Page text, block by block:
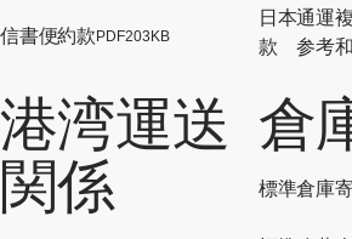
信書便約款 PDF203KB[別ウィンドウでPDF
日本通運
款 参考
港湾運送
関係
倉
標準倉庫